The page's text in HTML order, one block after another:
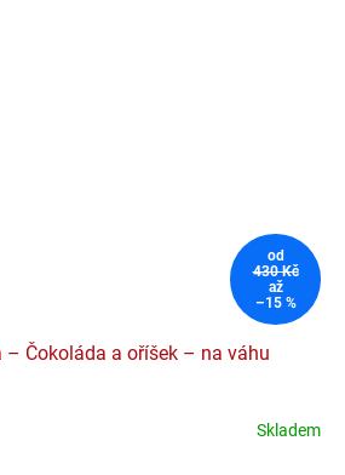
od
430 Kč
až
–15 %
– Čokoláda a oříšek – na váhu
Skladem